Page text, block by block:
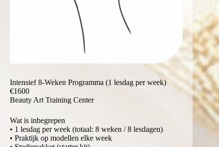
Intensief 8-Weken Programma (1 lesdag per week)
€1600
Beauty Art Training Center
Wat is inbegrepen
• 1 lesdag per week (totaal: 8 weken / 8 lesdagen)
• Praktijk op modellen elke week